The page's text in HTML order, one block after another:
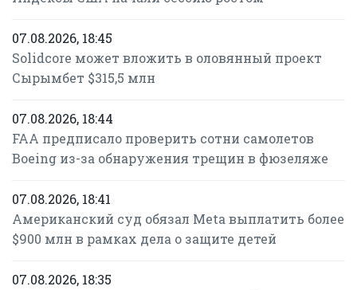
07.08.2026, 18:45
Solidcore может вложить в оловянный проект
Сырымбет $315,5 млн
07.08.2026, 18:44
FAA предписало проверить сотни самолетов
Boeing из-за обнаружения трещин в фюзеляже
07.08.2026, 18:41
Американский суд обязал Meta выплатить более
$900 млн в рамках дела о защите детей
07.08.2026, 18:35